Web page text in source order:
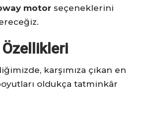
motor seçeneklerini
Özellikleri
karşımıza çıkan en
oldukça tatminkâr